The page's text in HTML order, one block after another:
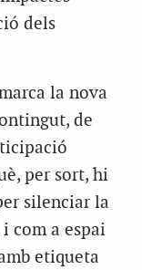
dels
la nova
de
per sort, hi
silenciar la
com a espai
etiqueta